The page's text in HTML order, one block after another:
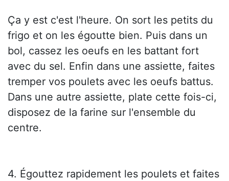
Ça y est c'est l'heure. On sort les petits du
frigo et on les égoutte bien. Puis dans un
bol, cassez les oeufs en les battant fort
avec du sel. Enfin dans une assiette, faites
tremper vos poulets avec les oeufs battus.
Dans une autre assiette, plate cette fois-ci,
disposez de la farine sur l'ensemble du
centre.
4. Égouttez rapidement les poulets et faites